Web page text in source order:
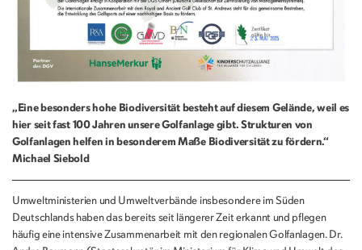
„Eine besonders hohe Biodiversität besteht auf diesem Gelände, weil es
hier seit fast 100 Jahren unsere Golfanlage gibt.Strukturen von
Golfanlagen helfen in besonderem Maße Biodiversität zu fördern.“
Michael Siebold
Umweltministerien und Umweltverbände insbesondere im Süden
Deutschlands haben das bereits seit längerer Zeit erkannt und pflegen
häufig eine intensive Zusammenarbeit mit den regionalen Golfanlagen. Dr.